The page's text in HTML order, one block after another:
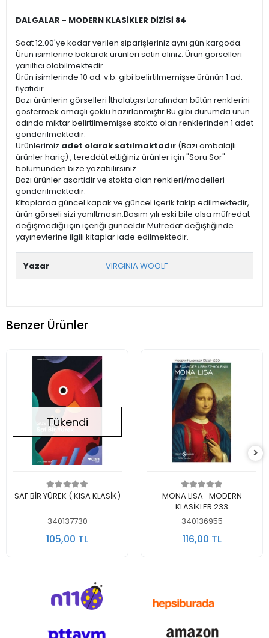
DALGALAR - MODERN KLASİKLER DİZİSİ 84
Saat 12.00'ye kadar verilen siparişleriniz aynı gün kargoda.
Ürün isimlerine bakarak ürünleri satın alınız. Ürün görselleri
yanıltıcı olabilmektedir.
Ürün isimlerinde 10 ad. v.b. gibi belirtilmemişse ürünün 1 ad.
fiyatıdır.
Bazı ürünlerin görselleri İthalatçısı tarafından bütün renklerini
göstermek amaçlı çoklu hazırlanmıştır.Bu gibi durumda ürün
adında miktar belirtilmemişse stokta olan renklerinden 1 adet
gönderilmektedir.
Ürünlerimiz adet olarak satılmaktadır (Bazı ambalajlı
ürünler hariç) , tereddüt ettiğiniz ürünler için "Soru Sor"
bölümünden bize yazabilirsiniz.
Bazı ürünler asortidir ve stokta olan renkleri/modelleri
gönderilmektedir.
Kitaplarda güncel kapak ve güncel içerik takip edilmektedir,
ürün görseli sizi yanıltmasın.Basım yılı eski bile olsa müfredat
değişmediği için içeriği günceldir.Müfredat değiştiğinde
yayınevlerine ilgili kitaplar iade edilmektedir.
Yazar VIRGINIA WOOLF
Benzer Ürünler
Stokta Yok
Tükendi
SAF BİR YÜREK ( KISA KLASİK)
340137730
105,00 TL
Sepete Ekle
MONA LISA -MODERN
KLASİKLER 233
340136955
116,00 TL